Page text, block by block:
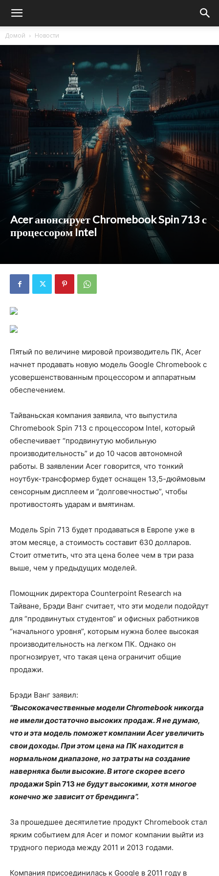
Домой Новости
Acer анонсирует Chromebook Spin 713 с
процессором Intel
Пятый по величине мировой производитель ПК, Acer
начнет продавать новую модель Google Chromebook с
усовершенствованным процессором и аппаратным
обеспечением.
Тайваньская компания заявила, что выпустила
Chromebook Spin 713 с процессором Intel, который
обеспечивает “продвинутую мобильную
производительность” и до 10 часов автономной
работы. В заявлении Acer говорится, что тонкий
ноутбук-трансформер будет оснащен 13,5-дюймовым
сенсорным дисплеем и “долговечностью”, чтобы
противостоять ударам и вмятинам.
Модель Spin 713 будет продаваться в Европе уже в
этом месяце, а стоимость составит 630 долларов.
Стоит отметить, что эта цена более чем в три раза
выше, чем у предыдущих моделей.
Помощник директора Counterpoint Research на
Тайване, Брэди Ванг считает, что эти модели подойдут
для “продвинутых студентов” и офисных работников
“начального уровня”, которым нужна более высокая
производительность на легком ПК. Однако он
прогнозирует, что такая цена ограничит общие
продажи.
Брэди Ванг заявил:
“Высококачественные модели Chromebook никогда
не имели достаточно высоких продаж. Я не думаю,
что и эта модель поможет компании Acer увеличить
свои доходы. При этом цена на ПК находится в
нормальном диапазоне, но затраты на создание
наверняка были высокие. В итоге скорее всего
продажиSpin 713 не будут высокими, хотя многое
конечно же зависит от брендинга”.
За прошедшее десятилетие продукт Chromebook стал
ярким событием для Acer и помог компании выйти из
трудного периода между 2011 и 2013 годами.
Компания присоединилась к Google в 2011 году в